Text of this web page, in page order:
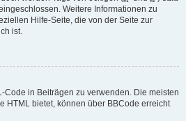
Weitere Informationen zu
Hilfe-Seite, die von der Seite zur
ist.
Code in Beiträgen zu verwenden. Die meisten
HTML bietet, können über BBCode erreicht